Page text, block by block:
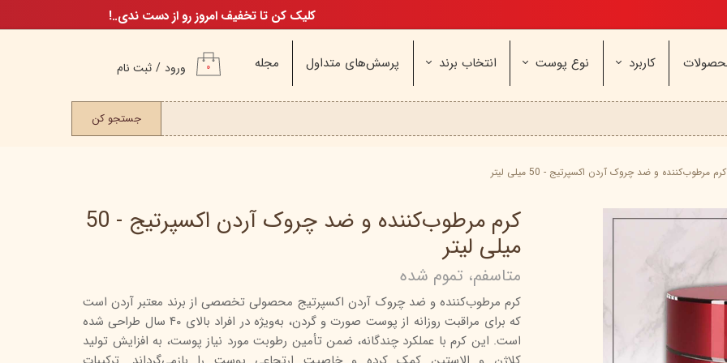
کاربرد
عطر - ادکلن
اسپری بدن
دئودرانت - مام
نوع پوست انتخاب برند
نیوره بیول
ایپک
شون آردن
ویتابلا سینره
پنکاف
سیلکر
سی‌گل
نو‌ آکنه ویتالیر
راکوتن
یونی لد هرمودر
کاسپین
پرسش‌های متداول مجله ورود / ثبت نام
تغییر گذر واژه
کاربری
۰
جستجو کن
کلیک کن تا تخفیف امروز رو از دست ندی..!
کرم مرطوب‌کننده و ضد چروک آردن اکسپرتیج - 50 میلی لیتر
کرم مرطوب‌کننده و ضد چروک آردن اکسپرتیج - 50
میلی لیتر
متاسفم، تموم شده
کرم مرطوب‌کننده و ضد چروک آردن اکسپرتیج محصولی تخصصی از برند معتبر آردن است
که برای مراقبت روزانه از پوست صورت و گردن، به‌ویژه در افراد بالای ۴۰ سال طراحی شده
است. این کرم با عملکرد چندگانه، ضمن تأمین رطوبت مورد نیاز پوست، به افزایش تولید